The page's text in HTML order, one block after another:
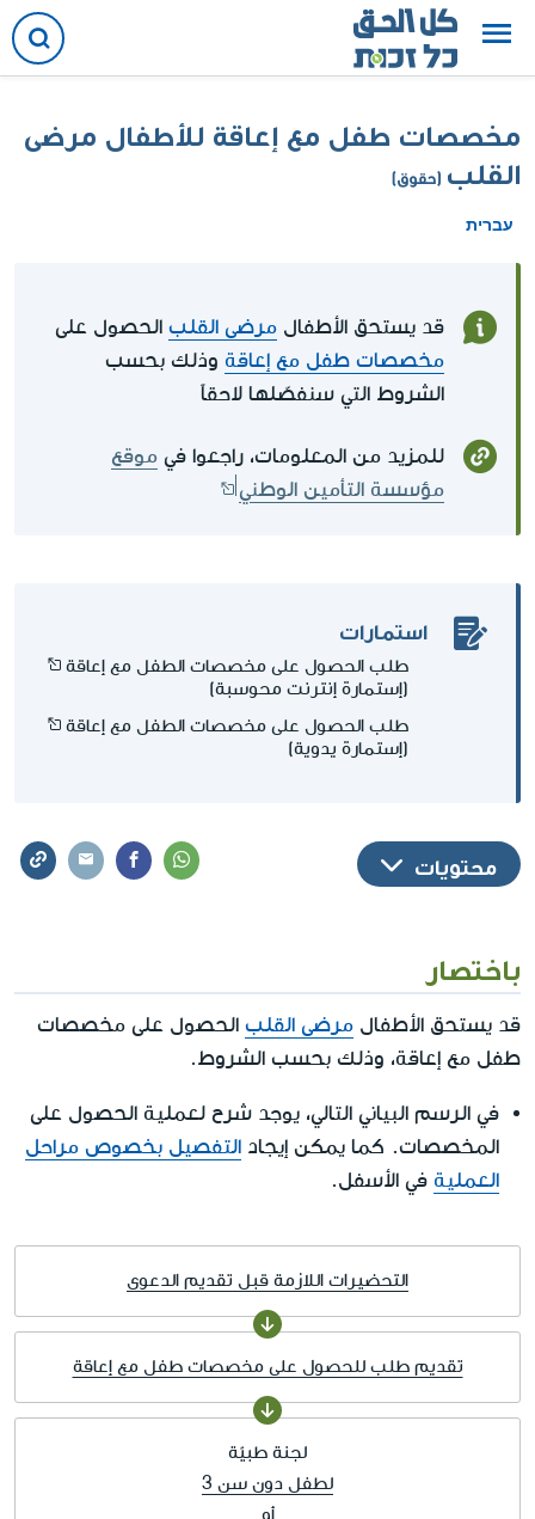
مخصصات طفل مع إعاقة للأطفال مرضى
القلب (حقوق)
עברית
قد يستحق الأطفال مرضى القلب الحصول على
مخصصات طفل مع إعاقة وذلك بحسب
الشروط التي سنفصّلها لاحقاً
للمزيد من المعلومات، راجعوا في موقع
مؤسسة التأمين الوطني
استمارات
طلب الحصول على مخصصات الطفل مع إعاقة
(إستمارة إنترنت محوسبة)
طلب الحصول على مخصصات الطفل مع إعاقة
(إستمارة يدوية)
محتويات
باختصار
قد يستحق الأطفال مرضى القلب الحصول على مخصصات
طفل مع إعاقة، وذلك بحسب الشروط.
في الرسم البياني التالي، يوجد شرح لعملية الحصول على
المخصصات. كما يمكن إيجاد التفصيل بخصوص مراحل
العملية في الأسفل.
التحضيرات اللازمة قبل تقديم الدعوى
تقديم طلب للحصول على مخصصات طفل مع إعاقة
لجنة طبيّة
لطفل دون سن 3
أو